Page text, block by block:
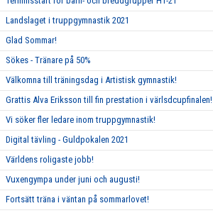
Landslaget i truppgymnastik 2021
Glad Sommar!
Sökes - Tränare på 50%
Välkomna till träningsdag i Artistisk gymnastik!
Grattis Alva Eriksson till fin prestation i värlsdcupfinalen!
Vi söker fler ledare inom truppgymnastik!
Digital tävling - Guldpokalen 2021
Världens roligaste jobb!
Vuxengympa under juni och augusti!
Fortsätt träna i väntan på sommarlovet!